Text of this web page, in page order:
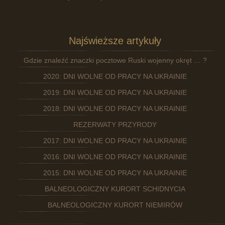
Najświeższe artykuły
Gdzie znaleźć znaczki pocztowe Ruski wojenny okręt … ?
2020: DNI WOLNE OD PRACY NA UKRAINIE
2019: DNI WOLNE OD PRACY NA UKRAINIE
2018: DNI WOLNE OD PRACY NA UKRAINIE
REZERWATY PRZYRODY
2017: DNI WOLNE OD PRACY NA UKRAINIE
2016: DNI WOLNE OD PRACY NA UKRAINIE
2015: DNI WOLNE OD PRACY NA UKRAINIE
BALNEOLOGICZNY KURORT SCHIDNYCIA
BALNEOLOGICZNY KURORT NIEMIRÓW